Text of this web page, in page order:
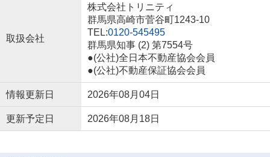
取扱会社
株式会社トリニティ
群馬県高崎市菅谷町1243-10
TEL:0120-545495
群馬県知事 (2) 第7554号
●(公社)全日本不動産協会会員
●(公社)不動産保証協会会員
情報更新日 2026年08月04日
更新予定日 2026年08月18日